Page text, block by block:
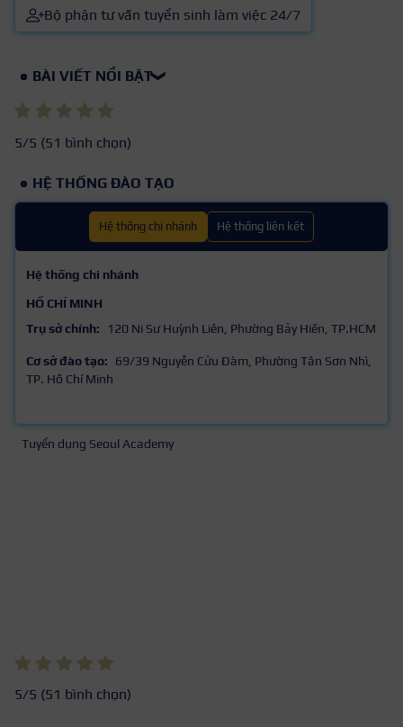
Bộ phận tư vấn tuyển sinh làm việc 24/7
BÀI VIẾT NỔI BẬT❯
5/5 (51 bình chọn)
HỆ THỐNG ĐÀO TẠO
Hệ thống chi nhánh Hệ thống liên kết
Hệ thống chi nhánh
HỒ CHÍ MINH
Trụ sở chính:
120 Ni Sư Huỳnh Liên, Phường Bảy Hiền, TP.HCM
Cơ sở đào tạo:
69/39 Nguyễn Cửu Đàm, Phường Tân Sơn Nhì,
TP. Hồ Chí Minh
Tuyển dụng Seoul Academy
5/5 (51 bình chọn)